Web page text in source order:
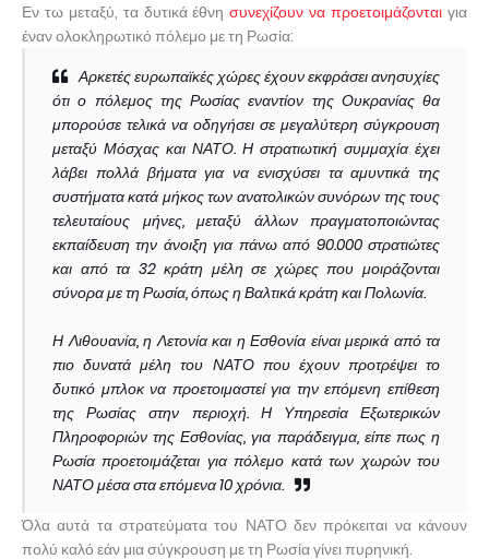
Εν τω μεταξύ, τα δυτικά έθνησυνεχίζουν να προετοιμάζονται για
έναν ολοκληρωτικό πόλεμο με τη Ρωσία:
Αρκετές ευρωπαϊκές χώρες έχουν εκφράσει ανησυχίες
ότι ο πόλεμος της Ρωσίας εναντίον της Ουκρανίας θα
μπορούσε τελικά να οδηγήσει σε μεγαλύτερη σύγκρουση
μεταξύ Μόσχας και ΝΑΤΟ. Η στρατιωτική συμμαχία έχει
λάβει πολλά βήματα για να ενισχύσει τα αμυντικά της
συστήματα κατά μήκος των ανατολικών συνόρων της τους
τελευταίους μήνες, μεταξύ άλλων πραγματοποιώντας
εκπαίδευση την άνοιξη για πάνω από 90.000 στρατιώτες
και από τα 32 κράτη μέλη σε χώρες που μοιράζονται
σύνορα με τη Ρωσία, όπως η Βαλτικά κράτη και Πολωνία.
Η Λιθουανία, η Λετονία και η Εσθονία είναι μερικά από τα
πιο δυνατά μέλη του ΝΑΤΟ που έχουν προτρέψει το
δυτικό μπλοκ να προετοιμαστεί για την επόμενη επίθεση
της Ρωσίας στην περιοχή. Η Υπηρεσία Εξωτερικών
Πληροφοριών της Εσθονίας, για παράδειγμα, είπε πως η
Ρωσία προετοιμάζεται για πόλεμο κατά των χωρών του
ΝΑΤΟ μέσα στα επόμενα 10 χρόνια.
Όλα αυτά τα στρατεύματα του ΝΑΤΟ δεν πρόκειται να κάνουν
πολύ καλό εάν μια σύγκρουση με τη Ρωσία γίνει πυρηνική.